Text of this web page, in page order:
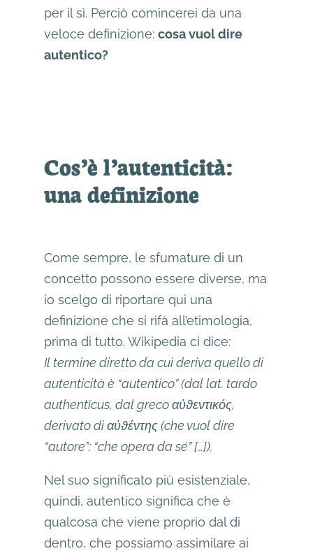
per il sì. Perciò comincerei da una
veloce definizione: cosa vuol dire
autentico?
Cos’è l’autenticità:
una definizione
Come sempre, le sfumature di un
concetto possono essere diverse, ma
io scelgo di riportare qui una
definizione che si rifà all’etimologia,
prima di tutto. Wikipedia ci dice:
Il termine diretto da cui deriva quello di
autenticità è “autentico” (dal lat. tardo
authentĭcus, dal greco αὐϑεντικός,
derivato di αὐϑέντης (che vuol dire
“autore”; “che opera da sé” […]).
Nel suo significato più esistenziale,
quindi, autentico significa che è
qualcosa che viene proprio dal di
dentro, che possiamo assimilare ai